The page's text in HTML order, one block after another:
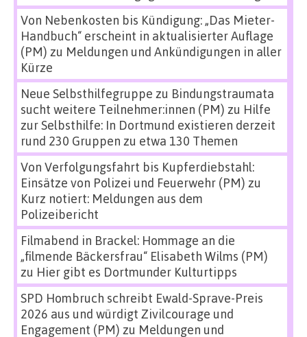
Von Nebenkosten bis Kündigung: „Das Mieter-
Handbuch“ erscheint in aktualisierter Auflage
(PM) zu Meldungen und Ankündigungen in aller
Kürze
Neue Selbsthilfegruppe zu Bindungstraumata
sucht weitere Teilnehmer:innen (PM) zu Hilfe
zur Selbsthilfe: In Dortmund existieren derzeit
rund 230 Gruppen zu etwa 130 Themen
Von Verfolgungsfahrt bis Kupferdiebstahl:
Einsätze von Polizei und Feuerwehr (PM) zu
Kurz notiert: Meldungen aus dem
Polizeibericht
Filmabend in Brackel: Hommage an die
„filmende Bäckersfrau“ Elisabeth Wilms (PM)
zu Hier gibt es Dortmunder Kulturtipps
SPD Hombruch schreibt Ewald-Sprave-Preis
2026 aus und würdigt Zivilcourage und
Engagement (PM) zu Meldungen und